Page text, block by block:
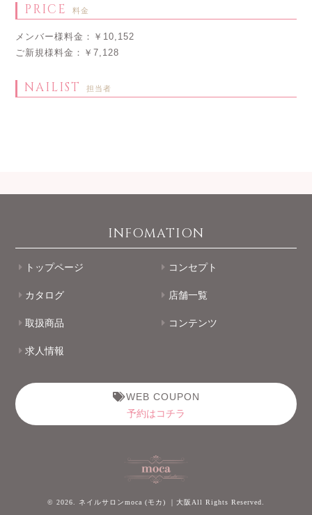
PRICE 料金
メンバー様料金：￥10,152
ご新規様料金：￥7,128
NAILIST 担当者
INFOMATION
トップページ コンセプト
カタログ 店舗一覧
取扱商品 コンテンツ
求人情報
WEB COUPON
予約はコチラ
© 2026. ネイルサロンmoca (モカ) ｜大阪All Rights Reserved.